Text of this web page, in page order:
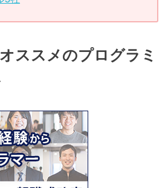
ススメのプログラミ